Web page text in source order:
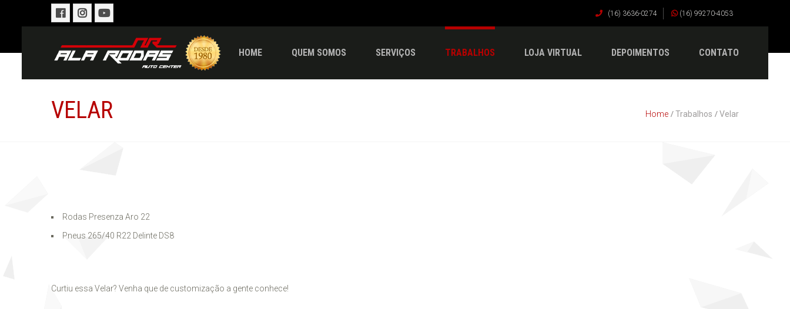
(16) 3636-0274 (16) 99270-4053
HOME QUEM SOMOS SERVIÇOS TRABALHOS LOJA VIRTUAL DEPOIMENTOS CONTATO
VELAR Home Trabalhos Velar
Rodas Presenza Aro 22
Pneus 265/40 R22 Delinte DS8
Curtiu essa Velar? Venha que de customização a gente conhece!